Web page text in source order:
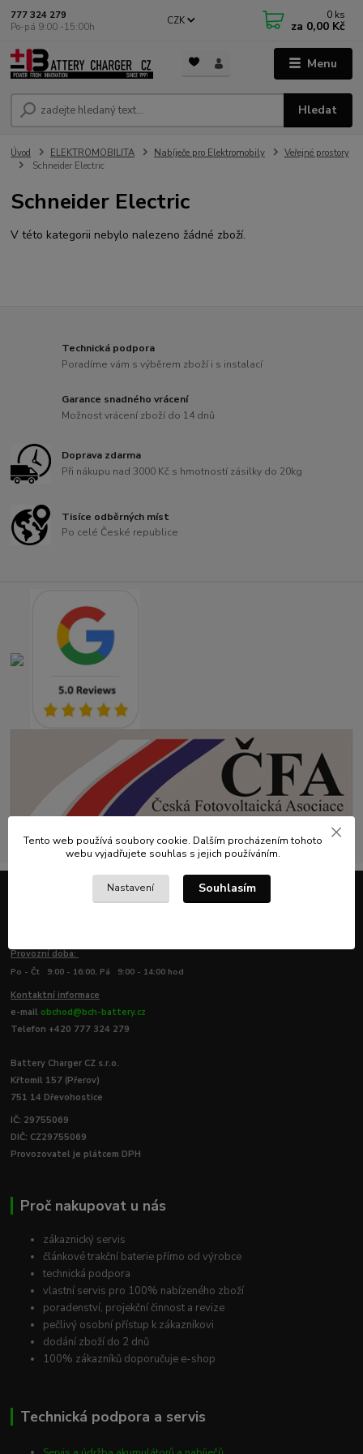
Menu
CZK
Hledat
777 324 279
Po-pá 9:00 -15:00h
0 ks
za 0,00 Kč
Úvod ELEKTROMOBILITA Nabíječe pro Elektromobily
Veřejné prostory
Schneider Electric
Schneider Electric
V této kategorii nebylo nalezeno žádné zboží.
Technická podpora
Poradíme vám s výběrem zboží i s instalací
Garance snadného vrácení
Možnost vrácení zboží do 14 dnů
Doprava zdarma
Při nákupu nad 3000 Kč s hmotností zásilky do 20kg
Tisíce odběrných míst
Po celé České republice
Provozní doba:
Po - Čt 9:00 - 16:00, Pá 9:00 - 14:00 hod
Kontaktní informace
e-mail obchod@bch-battery.cz
Telefon +420 777 324 279
Battery Charger CZ s.r.o.
Křtomil 157 (Přerov)
751 14 Dřevohostice
IČ: 29755069
DIČ: CZ29755069
Provozovatel je plátcem DPH
Proč nakupovat u nás
zákaznický servis
článkové trakční baterie přímo od výrobce
technická podpora
vlastní servis pro 100% nabízeného zboží
poradenství, projekční činnost a revize
pečlivý osobní přístup k zákazníkovi
dodání zboží do 2 dnů
100% zákazníků doporučuje e-shop
Technická podpora a servis
Tento web používá soubory cookie. Dalším procházením tohoto
webu vyjadřujete souhlas s jejich používáním.
Nastavení Souhlasím